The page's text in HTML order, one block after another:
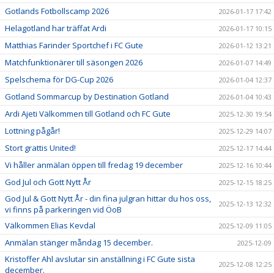
Gotlands Fotbollscamp 2026 2026-01-17 17:42
Helagotland har träffat Ardi 2026-01-17 10:15
Matthias Farinder Sportchef i FC Gute 2026-01-12 13:21
Matchfunktionärer till säsongen 2026 2026-01-07 14:49
Spelschema för DG-Cup 2026 2026-01-04 12:37
Gotland Sommarcup by Destination Gotland 2026-01-04 10:43
Ardi Ajeti Välkommen till Gotland och FC Gute 2025-12-30 19:54
Lottning pågår! 2025-12-29 14:07
Stort grattis United! 2025-12-17 14:44
Vi håller anmälan öppen till fredag 19 december 2025-12-16 10:44
God Jul och Gott Nytt År 2025-12-15 18:25
God Jul & Gott Nytt År - din fina julgran hittar du hos oss,
vi finns på parkeringen vid ÖoB
2025-12-13 12:32
Välkommen Elias Kevdal 2025-12-09 11:05
Anmälan stänger måndag 15 december. 2025-12-09
Kristoffer Ahl avslutar sin anställning i FC Gute sista
december.
2025-12-08 12:25